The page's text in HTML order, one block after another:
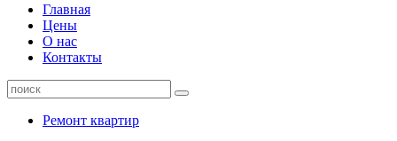
Главная
Цены
О нас
Контакты
Ремонт квартир